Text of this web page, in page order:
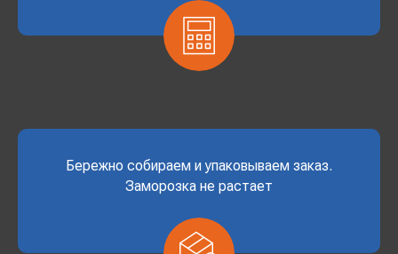
Бережно собираем и упаковываем заказ.
Заморозка не растает